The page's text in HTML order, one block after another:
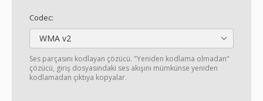
Codec:
WMA v2
Ses parçasını kodlayan çözücü. "Yeniden kodlama olmadan"
çözücü, giriş dosyasındaki ses akışını mümkünse yeniden
kodlamadan çıktıya kopyalar.